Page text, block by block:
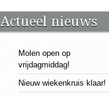
Actueel nieuws
Molen open op
vrijdagmiddag!
Nieuw wiekenkruis klaar!